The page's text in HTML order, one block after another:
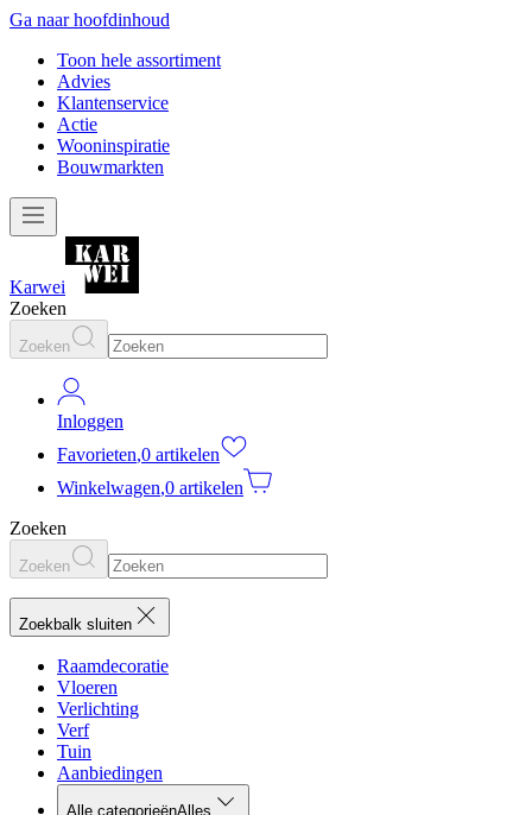
Ga naar hoofdinhoud
Toon hele assortiment
Advies
Klantenservice
Actie
Wooninspiratie
Bouwmarkten
Karwei
Zoeken
Zoeken
Inloggen
Favorieten,0 artikelen
Winkelwagen,0 artikelen
Zoeken
Zoeken
Zoekbalk sluiten
Raamdecoratie
Vloeren
Verlichting
Verf
Tuin
Aanbiedingen
Alle categorieënAlles